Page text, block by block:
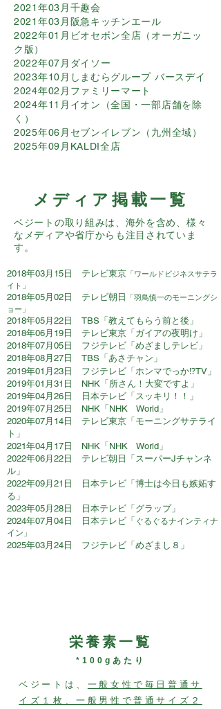
2021年03月千趣会
2021年03月阪急キッチンエール
2022年01月ビオセボン全店（オーガニッ
ク版）
2022年07月ダイソー
2023年10月しまむらグループ バースデイ
2024年02月ファミリーマート
2024年11月イオン（全国・一部店舗を除
く）
2025年06月セブンイレブン（九州全域）
​2025年09月KALDI全店
メディア掲載一覧
ベジートの取り組みは、海外を含め、様々
なメディアや省庁からも注目されていま
す。
​2018年03月15日 テレビ東京 「ワールドビジネスサテラ
イト」
2018年05月02日 テレビ朝日
「羽鳥慎一のモーニングシ
ョー」
2018年05月22日 TBS「教えてもらう前と後」
2018年06月19日 テレビ東京「ガイアの夜明け」
2018年07月05日 フジテレビ「めざましテレビ」
2018年08月27日 TBS「あさチャン」
2019年01月23日 フジテレビ「ホンマでっか⁉TV」
2019年01月31日 NHK「所さん！大変ですよ」
2019年04月26日 日本テレビ「スッキリ！！」
2019年07月25日 NHK「NHK World」
2020年07月14日 テレビ東京「モーニングサテライ
ト」
2021年04月17日 NHK「NHK World」
2022年06月22日 テレビ朝日「スーパーJチャンネ
ル」
2022年09月21日 日本テレビ「博士は今日も嫉妬す
る」
2023年05月28日 日本テレビ「グラップ」
2024年07月04日 日本テレビ「 ぐるぐるナインティナ
イン」
2025年03月24日 フジテレビ「めざまし８」
​栄養素一覧
*100gあたり
ベジートは、 一般女性で毎日普通サ
イズ１枚、一般男性で普通サイズ２